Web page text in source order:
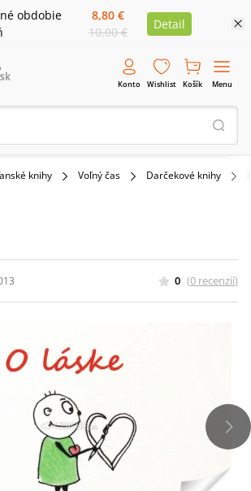
obdobie
8,80 €
10,00 €
Detail
Konto Wishlist Košík Menu
knihy Voľný čas Darčekové knihy
0 (0 recenzií)